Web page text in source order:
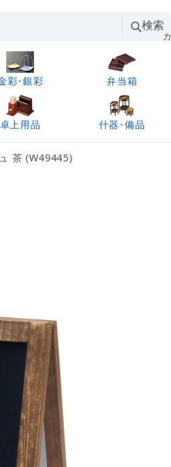
検索
彩･銀彩 弁当箱
卓上用品 什器･備品
茶 (W49445)